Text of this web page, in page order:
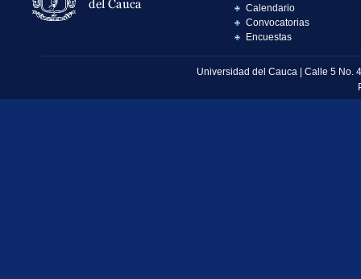
Calendario
Convocatorias
Encuestas
Universidad del Cauca | Calle 5 No.